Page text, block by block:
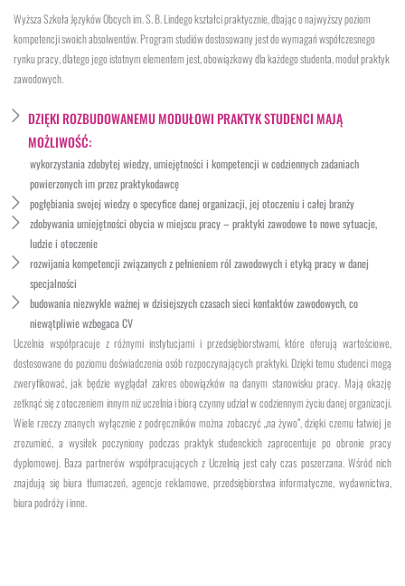
Wyższa Szkoła Języków Obcych im. S. B. Lindego kształci praktycznie, dbając o najwyższy poziom
kompetencji swoich absolwentów. Program studiów dostosowany jest do wymagań współczesnego
rynku pracy, dlatego jego istotnym elementem jest, obowiązkowy dla każdego studenta, moduł praktyk
zawodowych.
DZIĘKI ROZBUDOWANEMU MODUŁOWI PRAKTYK STUDENCI MAJĄ
MOŻLIWOŚĆ:
wykorzystania zdobytej wiedzy, umiejętności i kompetencji w codziennych zadaniach
powierzonych im przez praktykodawcę
pogłębiania swojej wiedzy o specyfice danej organizacji, jej otoczeniu i całej branży
zdobywania umiejętności obycia w miejscu pracy – praktyki zawodowe to nowe sytuacje,
ludzie i otoczenie
rozwijania kompetencji związanych z pełnieniem ról zawodowych i etyką pracy w danej
specjalności
budowania niezwykle ważnej w dzisiejszych czasach sieci kontaktów zawodowych, co
niewątpliwie wzbogaca CV
Uczelnia współpracuje z różnymi instytucjami i przedsiębiorstwami, które oferują wartościowe,
dostosowane do poziomu doświadczenia osób rozpoczynających praktyki. Dzięki temu studenci mogą
zweryfikować, jak będzie wyglądał zakres obowiązków na danym stanowisku pracy. Mają okazję
zetknąć się z otoczeniem innym niż uczelnia i biorą czynny udział w codziennym życiu danej organizacji.
Wiele rzeczy znanych wyłącznie z podręczników można zobaczyć „na żywo”, dzięki czemu łatwiej je
zrozumieć, a wysiłek poczyniony podczas praktyk studenckich zaprocentuje po obronie pracy
dyplomowej. Baza partnerów współpracujących z Uczelnią jest cały czas poszerzana. Wśród nich
znajdują się biura tłumaczeń, agencje reklamowe, przedsiębiorstwa informatyczne, wydawnictwa,
biura podróży i inne.